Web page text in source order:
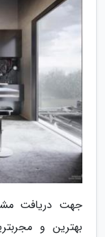
جهت دریافت
بهترین و